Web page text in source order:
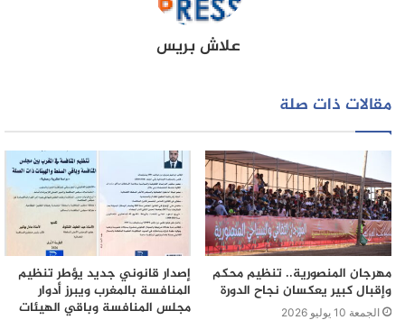
علاش بريس
مقالات ذات صلة
مهرجان المنصورية.. تنظيم محكم
وإقبال كبير يعكسان نجاح الدورة
الجمعة 10 يوليو 2026
إصدار قانوني جديد يؤطر تنظيم
المنافسة بالمغرب ويبرز أدوار
مجلس المنافسة وباقي الهيئات